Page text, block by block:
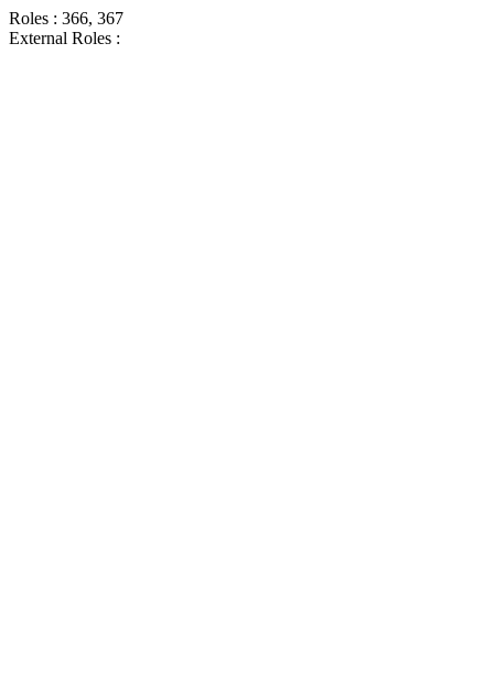
Roles : 366, 367
External Roles :